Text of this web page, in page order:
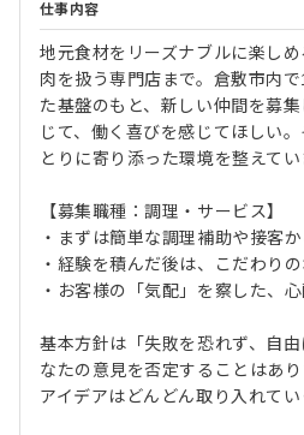
仕事内容
地元食材をリーズナブルに楽し
肉を扱う専門店まで。倉敷市内
た基盤のもと、新しい仲間を募
じて、働く喜びを感じてほしい
とりに寄り添った環境を整えてい
【募集職種：調理・サービス】
・まずは簡単な調理補助や接客
・経験を積んだ後は、こだわり
・お客様の「気配」を察した、
基本方針は「失敗を恐れず、自
なたの意見を否定することはあ
アイデアはどんどん取り入れてい